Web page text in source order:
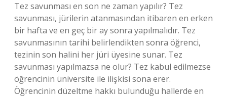
Tez savunması en son ne zaman yapılır? Tez
savunması, jürilerin atanmasından itibaren en erken
bir hafta ve en geç bir ay sonra yapılmalıdır. Tez
savunmasının tarihi belirlendikten sonra öğrenci,
tezinin son halini her jüri üyesine sunar. Tez
savunması yapılmazsa ne olur? Tez kabul edilmezse
öğrencinin üniversite ile ilişkisi sona erer.
Öğrencinin düzeltme hakkı bulunduğu hallerde en